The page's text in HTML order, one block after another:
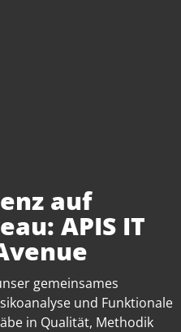
auf
APIS IT
gemeinsames
und Funktionale
in Qualität, Methodik